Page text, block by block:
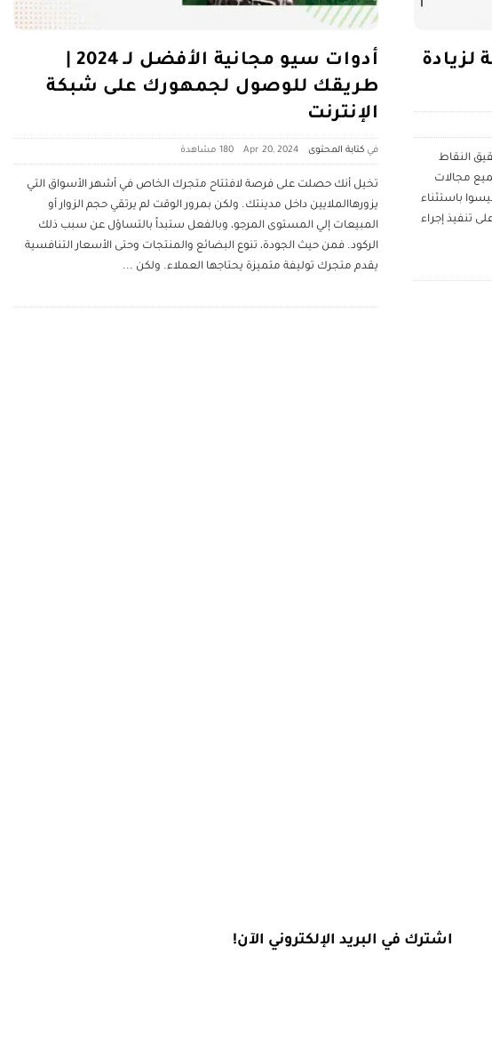
النقاط
مجالات
باستثناء
تنفيذ إجراء
أدوات سيو مجانية الأفضل لـ 2024 |
طريقك للوصول لجمهورك على شبكة
الإنترنت
كتابة المحتوى Apr 20, 2024 180 ‎مشاهدة
تخيل أنك حصلت على فرصة لافتتاح متجرك الخاص في أشهر الأسواق التي
يزورهاالملايين داخل مدينتك. ولكن بمرور الوقت لم يرتقي حجم الزوار أو
المبيعات إلي المستوى المرجو، وبالفعل ستبداً بالتساؤل عن سبب ذلك
الركود. فمن حيث الجودة، تنوع البضائع والمنتجات وحتى الأسعار التنافسية
يقدم متجرك توليفة متميزة يحتاجها العملاء. ولكن ...
اشترك في البريد الإلكتروني الآن!